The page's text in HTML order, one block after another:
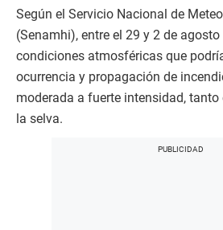
Según el Servicio Nacional de
(Senamhi), entre el 29 y 2 de
condiciones atmosféricas que
ocurrencia y propagación de
moderada a fuerte intensidad, tanto
la selva.